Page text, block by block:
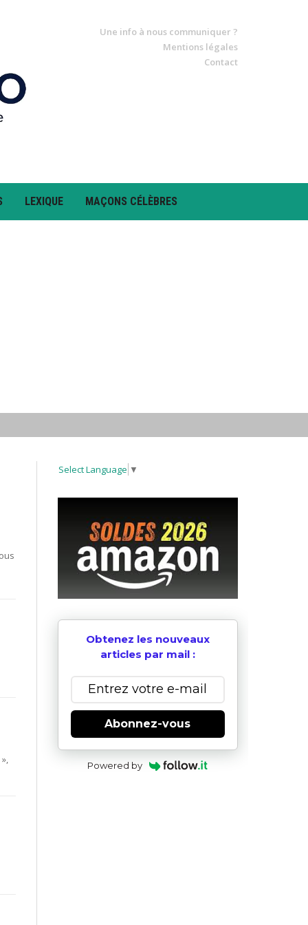
Une info à nous communiquer ?
Mentions légales
Contact
LEXIQUE MAÇONS CÉLÈBRES
Select Language ▼
Obtenez les nouveaux
articles par mail :
Abonnez-vous
Powered by